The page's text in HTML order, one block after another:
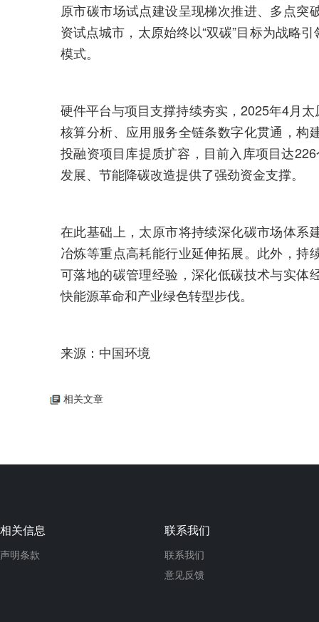
原市碳市场试点建设呈现梯次推进、多点
资试点城市，太原始终以“双碳”目标为战略
模式。
硬件平台与项目支撑持续夯实，2025年4月
核算分析、应用服务全链条数字化贯通，构
投融资项目库提质扩容，目前入库项目达
发展、节能降碳改造提供了强劲资金支撑。
在此基础上，太原市将持续深化碳市场体系
冶炼等重点高耗能行业延伸拓展。此外，持
可落地的碳管理经验，深化低碳技术与实体
快能源革命和产业绿色转型步伐。
来源：中国环境
相关文章
相关信息
声明条款
联系我们
联系我们
意见反馈